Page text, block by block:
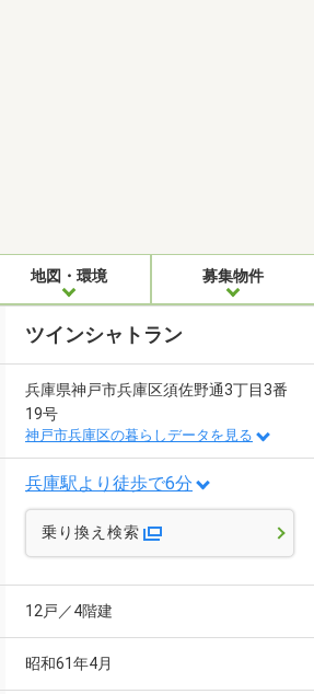
地図・環境 募集物件
ツインシャトラン
兵庫県神戸市兵庫区須佐野通3丁目3番
19号
神戸市兵庫区の暮らしデータを見る
兵庫駅より徒歩で6分
乗り換え検索
12戸／4階建
昭和61年4月